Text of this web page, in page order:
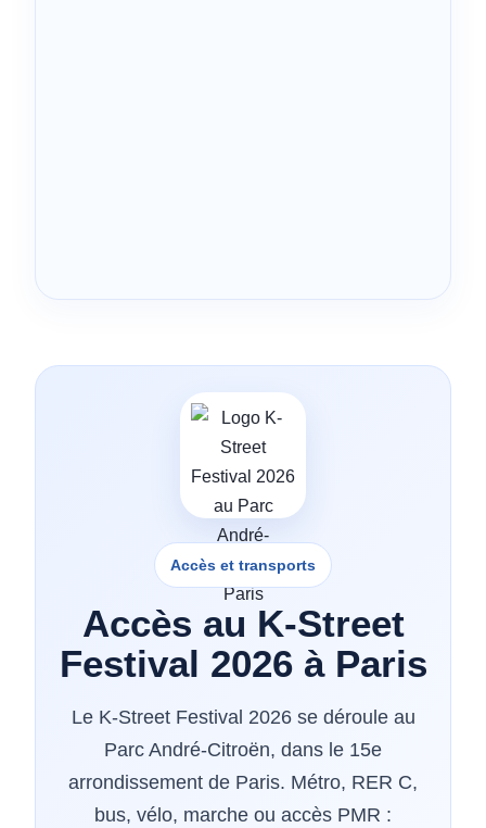
Accès et transports
Accès au K-Street
Festival 2026 à Paris
Le K-Street Festival 2026 se déroule au
Parc André-Citroën, dans le 15e
arrondissement de Paris. Métro, RER C,
bus, vélo, marche ou accès PMR :